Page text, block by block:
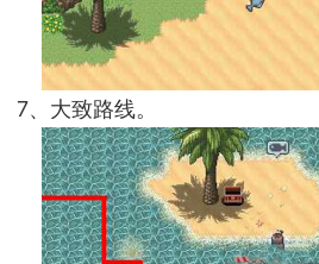
7、大致路线。